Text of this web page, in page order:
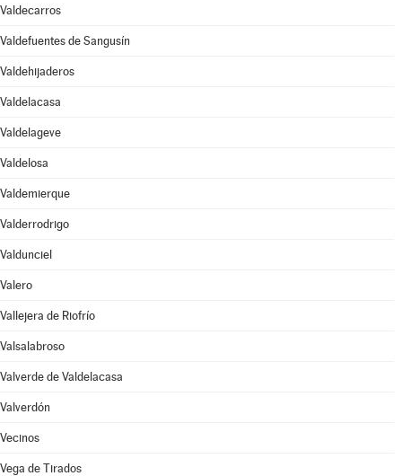
Valdecarros
Valdefuentes de Sangusín
Valdehijaderos
Valdelacasa
Valdelageve
Valdelosa
Valdemierque
Valderrodrigo
Valdunciel
Valero
Vallejera de Riofrío
Valsalabroso
Valverde de Valdelacasa
Valverdón
Vecinos
Vega de Tirados